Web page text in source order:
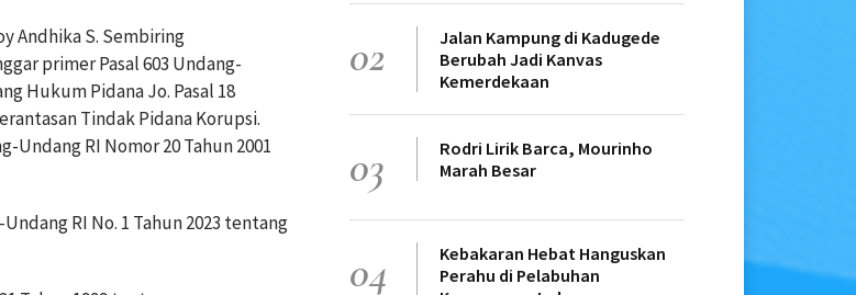
Andhika S. Sembiring
primer Pasal 603 Undang-
Hukum Pidana Jo. Pasal 18
Tindak Pidana Korupsi.
RI Nomor 20 Tahun 2001
RI No. 1 Tahun 2023 tentang
02
Jalan Kampung di Kadugede
Berubah Jadi Kanvas
Kemerdekaan
03
Rodri Lirik Barca, Mourinho
Marah Besar
04
Kebakaran Hebat Hanguskan
Perahu di Pelabuhan